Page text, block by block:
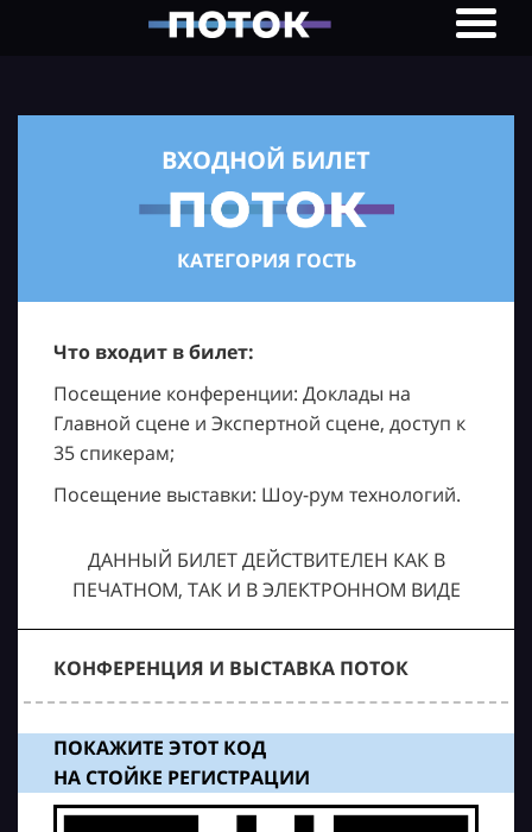
ВХОДНОЙ БИЛЕТ
КАТЕГОРИЯ ГОСТЬ
Что входит в билет:
Посещение конференции: Доклады на
Главной сцене и Экспертной сцене, доступ к
35 спикерам;
Посещение выставки: Шоу-рум технологий.
ДАННЫЙ БИЛЕТ ДЕЙСТВИТЕЛЕН КАК В
ПЕЧАТНОМ, ТАК И В ЭЛЕКТРОННОМ ВИДЕ
КОНФЕРЕНЦИЯ И ВЫСТАВКА ПОТОК
ПОКАЖИТЕ ЭТОТ КОД
НА СТОЙКЕ РЕГИСТРАЦИИ